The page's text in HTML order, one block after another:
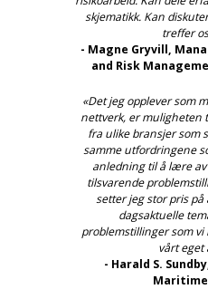
skjematikk. Kan
treffer
- Magne Gryvill,
and Risk
«Det jeg opplever som
nettverk, er muligheten
fra ulike bransjer som
samme utfordringene
anledning til å lære
tilsvarende
setter jeg stor pris
dagsaktuelle
problemstillinger som vi
vårt eget
- Harald S.
Maritime,